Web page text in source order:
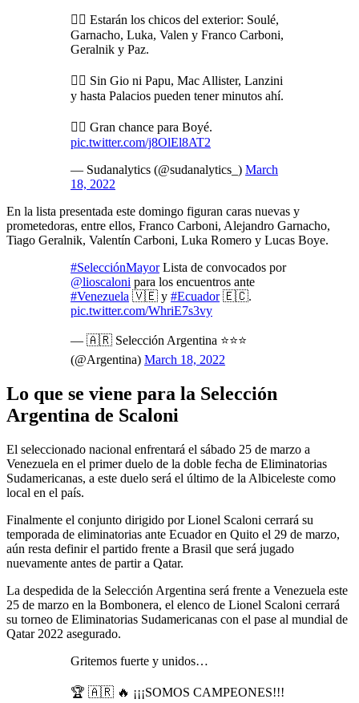
👉🏼 Estarán los chicos del exterior: Soulé,
Garnacho, Luka, Valen y Franco Carboni,
Geralnik y Paz.
👉🏼 Sin Gio ni Papu, Mac Allister, Lanzini
y hasta Palacios pueden tener minutos ahí.
👉🏼 Gran chance para Boyé.
pic.twitter.com/j8OlEl8AT2
— Sudanalytics (@sudanalytics_) March
18, 2022
En la lista presentada este domingo figuran caras nuevas y
prometedoras, entre ellos, Franco Carboni, Alejandro Garnacho,
Tiago Geralnik, Valentín Carboni, Luka Romero y Lucas Boye.
#SelecciónMayorLista de convocados por
@lioscaloni para los encuentros ante
#Venezuela 🇻🇪 y #Ecuador🇪🇨.
pic.twitter.com/WhriE7s3vy
— 🇦🇷 Selección Argentina ⭐⭐⭐
(@Argentina) March 18, 2022
Lo que se viene para la Selección
Argentina de Scaloni
El seleccionado nacional enfrentará el sábado 25 de marzo a
Venezuela en el primer duelo de la doble fecha de Eliminatorias
Sudamericanas, a este duelo será el último de la Albiceleste como
local en el país.
Finalmente el conjunto dirigido por Lionel Scaloni cerrará su
temporada de eliminatorias ante Ecuador en Quito el 29 de marzo,
aún resta definir el partido frente a Brasil que será jugado
nuevamente antes de partir a Qatar.
La despedida de la Selección Argentina será frente a Venezuela este
25 de marzo en la Bombonera, el elenco de Lionel Scaloni cerrará
su torneo de Eliminatorias Sudamericanas con el pase al mundial de
Qatar 2022 asegurado.
Gritemos fuerte y unidos…
🏆 🇦🇷 🔥 ¡¡¡SOMOS CAMPEONES!!!